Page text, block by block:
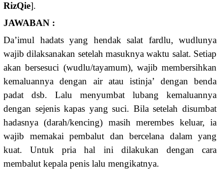
RizQie].
JAWABAN :
Da’imul hadats yang hendak salat fardlu, wudlunya
wajib dilaksanakan setelah masuknya waktu salat. Setiap
akan bersesuci (wudlu/tayamum), wajib membersihkan
kemaluannya dengan air atau istinja’ dengan benda
padat dsb. Lalu menyumbat lubang kemaluannya
dengan sejenis kapas yang suci. Bila setelah disumbat
hadasnya (darah/kencing) masih merembes keluar, ia
wajib memakai pembalut dan bercelana dalam yang
kuat. Untuk pria hal ini dilakukan dengan cara
membalut kepala penis lalu mengikatnya.